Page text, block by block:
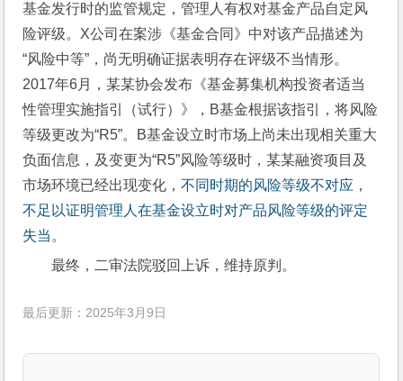
基金发行时的监管规定，管理人有权对基金产品自定风
险评级。X公司在案涉《基金合同》中对该产品描述为
“风险中等”，尚无明确证据表明存在评级不当情形。
2017年6月，某某协会发布《基金募集机构投资者适当
性管理实施指引（试行）》，B基金根据该指引，将风险
等级更改为“R5”。B基金设立时市场上尚未出现相关重大
负面信息，及变更为“R5”风险等级时，某某融资项目及
市场环境已经出现变化，不同时期的风险等级不对应，
不足以证明管理人在基金设立时对产品风险等级的评定
失当 。
最终，二审法院驳回上诉，维持原判。
最后更新：2025年3月9日